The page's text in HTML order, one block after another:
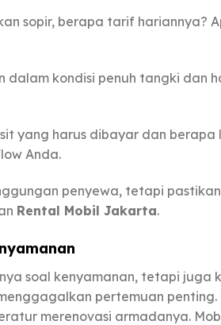
sopir, berapa tarif hariannya?
dalam kondisi penuh tangki dan
yang harus dibayar dan berapa
Anda.
penyewa, tetapi
Rental Mobil Jakarta.
soal kenyamanan, tetapi juga
pertemuan penting.
merenovasi armadanya.